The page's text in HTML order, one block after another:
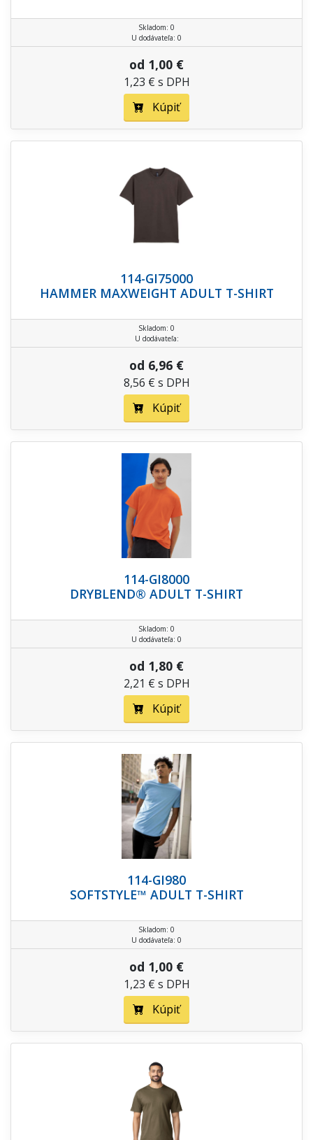
Skladom: 0
U dodávateľa: 0
od 1,00 €
1,23 € s DPH
Kúpiť
114-GI75000
HAMMER MAXWEIGHT ADULT T-SHIRT
Skladom: 0
U dodávateľa:
od 6,96 €
8,56 € s DPH
Kúpiť
114-GI8000
DRYBLEND® ADULT T-SHIRT
Skladom: 0
U dodávateľa: 0
od 1,80 €
2,21 € s DPH
Kúpiť
114-GI980
SOFTSTYLE™ ADULT T-SHIRT
Skladom: 0
U dodávateľa: 0
od 1,00 €
1,23 € s DPH
Kúpiť